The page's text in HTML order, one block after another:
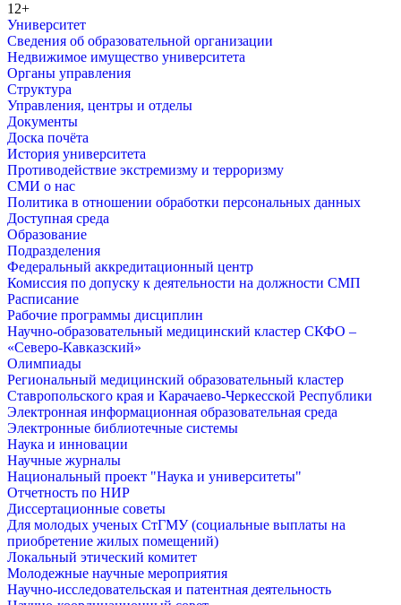
12+
Университет
Сведения об образовательной организации
Недвижимое имущество университета
Органы управления
Структура
Управления, центры и отделы
Документы
Доска почёта
История университета
Противодействие экстремизму и терроризму
СМИ о нас
Политика в отношении обработки персональных данных
Доступная среда
Образование
Подразделения
Федеральный аккредитационный центр
Комиссия по допуску к деятельности на должности СМП
Расписание
Рабочие программы дисциплин
Научно-образовательный медицинский кластер СКФО –
«Северо-Кавказский»
Олимпиады
Региональный медицинский образовательный кластер
Ставропольского края и Карачаево-Черкесской Республики
Электронная информационная образовательная среда
Электронные библиотечные системы
Наука и инновации
Научные журналы
Национальный проект "Наука и университеты"
Отчетность по НИР
Диссертационные советы
Для молодых ученых СтГМУ (социальные выплаты на
приобретение жилых помещений)
Локальный этический комитет
Молодежные научные мероприятия
Научно-исследовательская и патентная деятельность